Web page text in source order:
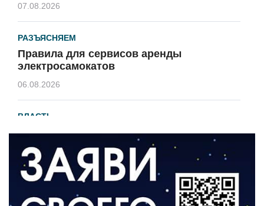
07.08.2026
РАЗЪЯСНЯЕМ
Правила для сервисов аренды
электросамокатов
06.08.2026
ВЛАСТЬ
В 2026 году установят 16 станций
водоподготовки в посёлках области
06.08.2026
ВЛАСТЬ